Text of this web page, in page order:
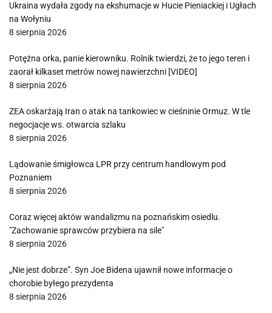
Ukraina wydała zgody na ekshumacje w Hucie Pieniackiej i Ugłach
na Wołyniu
8 sierpnia 2026
Potężna orka, panie kierowniku. Rolnik twierdzi, że to jego teren i
zaorał kilkaset metrów nowej nawierzchni [VIDEO]
8 sierpnia 2026
ZEA oskarżają Iran o atak na tankowiec w cieśninie Ormuz. W tle
negocjacje ws. otwarcia szlaku
8 sierpnia 2026
Lądowanie śmigłowca LPR przy centrum handlowym pod
Poznaniem
8 sierpnia 2026
Coraz więcej aktów wandalizmu na poznańskim osiedlu.
"Zachowanie sprawców przybiera na sile"
8 sierpnia 2026
„Nie jest dobrze”. Syn Joe Bidena ujawnił nowe informacje o
chorobie byłego prezydenta
8 sierpnia 2026